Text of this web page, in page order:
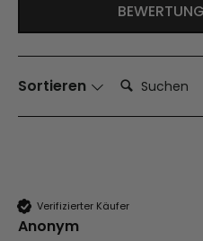
Sortieren Suchen:
Verifizierter Käufer
Anonym